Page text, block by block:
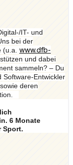
IT- und
bei der
www.dfb-
und dabei
sammeln? – Du
Software-Entwickler
deren
6 Monate
Sport.